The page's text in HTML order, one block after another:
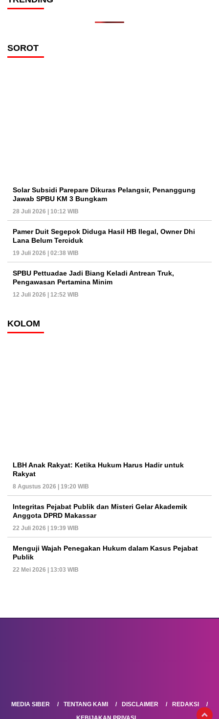
SOROT
Solar Subsidi Parepare Dikuras Pelangsir, Penanggung
Jawab SPBU KM 3 Bungkam
28 Juli 2026 | 10:12 WIB
Pamer Duit Segepok Diduga Hasil HB Ilegal, Owner Dhi
Lana Belum Terciduk
19 Juli 2026 | 02:38 WIB
SPBU Pettuadae Jadi Biang Keladi Antrean Truk,
Pengawasan Pertamina Minim
12 Juli 2026 | 12:52 WIB
KOLOM
LBH Anak Rakyat: Ketika Hukum Harus Hadir untuk
Rakyat
8 Agustus 2026 | 19:20 WIB
Integritas Pejabat Publik dan Misteri Gelar Akademik
Anggota DPRD Makassar
22 Juli 2026 | 19:39 WIB
Menguji Wajah Penegakan Hukum dalam Kasus Pejabat
Publik
22 Mei 2026 | 13:03 WIB
MEDIA SIBER TENTANG KAMI DISCLAIMER
REDAKSI